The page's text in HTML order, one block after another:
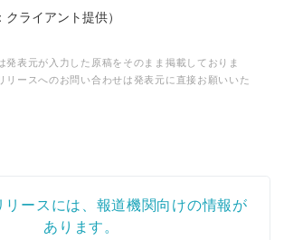
クライアント提供）
発表元が入力した原稿をそのまま掲載しておりま
リースへのお問い合わせは発表元に直接お願いいた
リースには、報道機関向けの情報が
あります。